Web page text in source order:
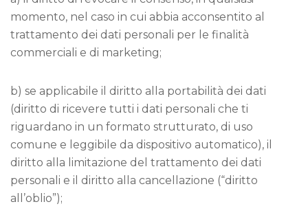
momento, nel caso in cui abbia acconsentito al
trattamento dei dati personali per le finalità
commerciali e di marketing;
b) se applicabile il diritto alla portabilità dei dati
(diritto di ricevere tutti i dati personali che ti
riguardano in un formato strutturato, di uso
comune e leggibile da dispositivo automatico), il
diritto alla limitazione del trattamento dei dati
personali e il diritto alla cancellazione (“diritto
all’oblio”);